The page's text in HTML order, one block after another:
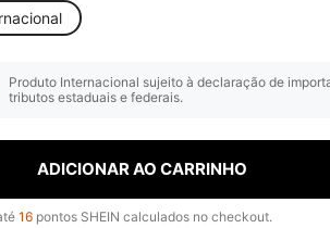
Produto Internacional sujeito à declaração de
tributos estaduais e federais.
ADICIONAR AO CARRINHO
16 pontos SHEIN calculados no checkout.